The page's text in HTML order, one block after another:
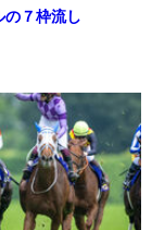
の７枠流し